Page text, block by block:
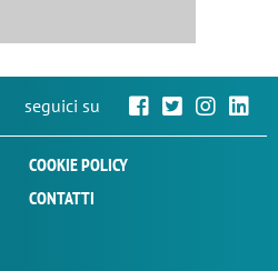
seguici su
COOKIE POLICY
CONTATTI